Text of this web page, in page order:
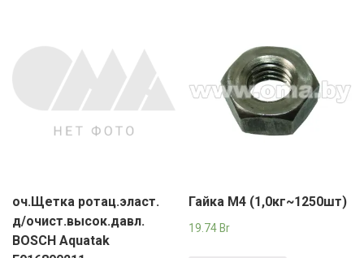
оч.Щетка ротац.эласт.
д/очист.высок.давл.
BOSCH Aquatak
Гайка М4 (1,0кг~1250шт)
19.74 Br